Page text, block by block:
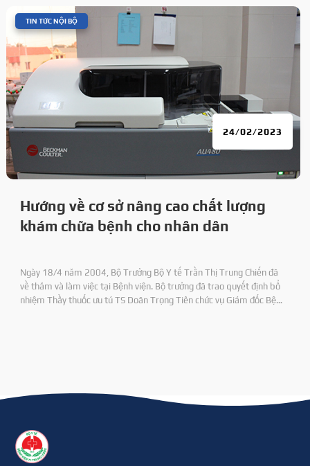
Hướng về cơ sở nâng cao chất lượng
khám chữa bệnh cho nhân dân
24/02/2023
TIN TỨC NỘI BỘ
Ngày 18/4 năm 2004, Bộ Trưởng Bộ Y tế Trần Thị Trung Chiến đã
về thăm và làm việc tại Bệnh viện. Bộ trưởng đã trao quyết định bổ
nhiệm Thầy thuốc ưu tú TS Doãn Trọng Tiên chức vụ Giám đốc Bệnh